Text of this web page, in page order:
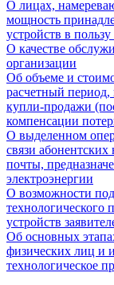
О лицах,
мощность
устройств в
О качестве
организации
Об объеме и
расчетный
купли-продажи
компенсации
О выделенном
связи
почты,
электроэнергии
О возможности
устройств
Об основных
физических лиц и
технологическое